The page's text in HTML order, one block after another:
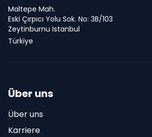
Maltepe Mah.
Eski Çırpıcı Yolu Sok. No: 3B/103
Zeytinburnu Istanbul
Türkiye
Über uns
Über uns
Karriere